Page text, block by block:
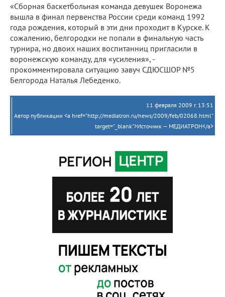
«Сборная баскетбольная команда девушек Воронежа
вышла в финал первенства России среди команд 1992
года рождения, который в эти дни проходит в Курске. К
сожалению, белгородки не попали в финальную часть
турнира, но двоих наших воспитанниц пригласили в
воронежскую команду, для «усиления», -
прокомментировала ситуацию завуч СДЮСШОР №5
Белгорода Наталья Лебеденко.
11 февраля 2009 г. 13:51
Автор публикации <a href="http://mediatron.ru/news/2009/feb/02068.html"
target="_blank">Источник — МЕДИАТРОН</a>